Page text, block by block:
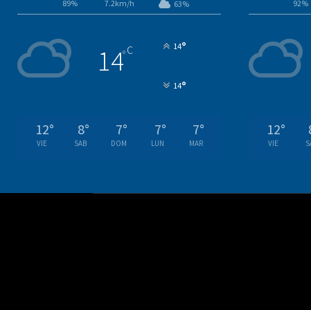
89% 7.2km/h 63%
14°C 14°
14°
12°
VIE
8°
SAB
7°
DOM
7°
LUN
7°
MAR
92%
12°
VIE